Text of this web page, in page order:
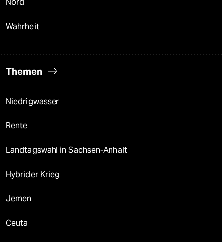
Nord
Wahrheit
Themen
Niedrigwasser
Rente
Landtagswahl in Sachsen-Anhalt
Hybrider Krieg
Jemen
Ceuta